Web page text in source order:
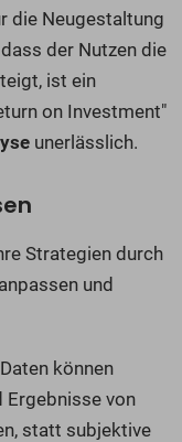
die Neugestaltung
der Nutzen die
ist ein
on Investment"
unerlässlich.
Strategien durch
und
können
Ergebnisse von
statt subjektive